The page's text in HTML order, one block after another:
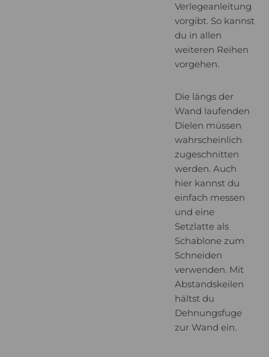
Verlegeanleitung
vorgibt. So kannst
du in allen
weiteren Reihen
vorgehen.
Die längs der
Wand laufenden
Dielen müssen
wahrscheinlich
zugeschnitten
werden. Auch
hier kannst du
einfach messen
und eine
Setzlatte als
Schablone zum
Schneiden
verwenden. Mit
Abstandskeilen
hältst du
Dehnungsfuge
zur Wand ein.